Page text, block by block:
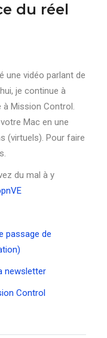
du réel
une vidéo parlant de
je continue à
Mission Control.
Mac en une
(virtuels). Pour faire
du mal à y
passage de
newsletter
Control